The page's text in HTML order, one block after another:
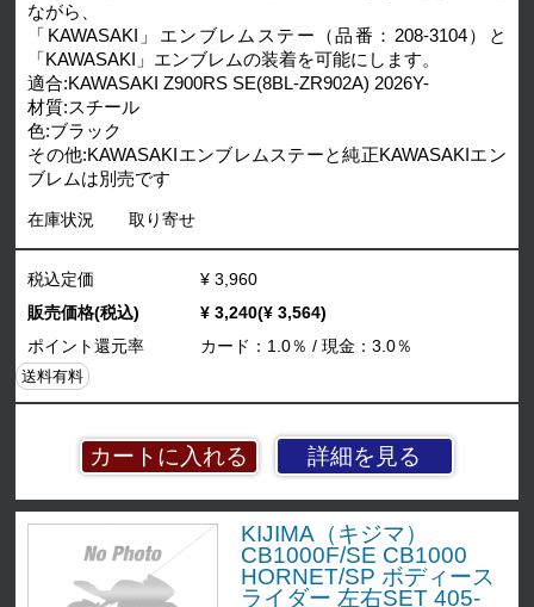
ながら、
「KAWASAKI」エンブレムステー（品番：208-3104）と
「KAWASAKI」エンブレムの装着を可能にします。
適合:KAWASAKI Z900RS SE(8BL-ZR902A) 2026Y-
材質:スチール
色:ブラック
その他:KAWASAKIエンブレムステーと純正KAWASAKIエン
ブレムは別売です
在庫状況 取り寄せ
詳細を見る
税込定価
¥ 3,960
販売価格(税込)
¥ 3,240(¥ 3,564)
ポイント還元率
カード：1.0％ / 現金：3.0％
送料有料
KIJIMA（キジマ）
CB1000F/SE CB1000
HORNET/SP ボディース
ライダー 左右SET 405-